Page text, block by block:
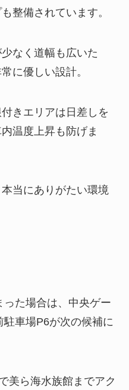
整備されています。
なく道幅も広いた
に優しい設計。
きエリアは日差しを
温度上昇も防げま
当にありがたい環境
った場合は、中央ゲー
駐車場P6が次の候補に
美ら海水族館までアク